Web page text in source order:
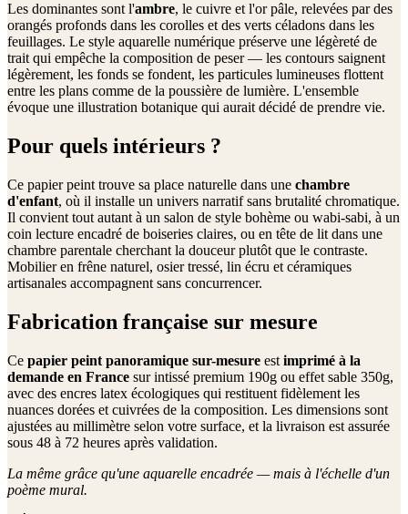
Les dominantes sont l'ambre, le cuivre et l'or pâle, relevées par des
orangés profonds dans les corolles et des verts céladons dans les
feuillages. Le style aquarelle numérique préserve une légèreté de
trait qui empêche la composition de peser — les contours saignent
légèrement, les fonds se fondent, les particules lumineuses flottent
entre les plans comme de la poussière de lumière. L'ensemble
évoque une illustration botanique qui aurait décidé de prendre vie.
Pour quels intérieurs ?
Ce papier peint trouve sa place naturelle dans une chambre
d'enfant, où il installe un univers narratif sans brutalité chromatique.
Il convient tout autant à un salon de style bohème ou wabi-sabi, à un
coin lecture encadré de boiseries claires, ou en tête de lit dans une
chambre parentale cherchant la douceur plutôt que le contraste.
Mobilier en frêne naturel, osier tressé, lin écru et céramiques
artisanales accompagnent sans concurrencer.
Fabrication française sur mesure
Ce papier peint panoramique sur-mesure est imprimé à la
demande en France sur intissé premium 190g ou effet sable 350g,
avec des encres latex écologiques qui restituent fidèlement les
nuances dorées et cuivrées de la composition. Les dimensions sont
ajustées au millimètre selon votre surface, et la livraison est assurée
sous 48 à 72 heures après validation.
La même grâce qu'une aquarelle encadrée — mais à l'échelle d'un
poème mural.